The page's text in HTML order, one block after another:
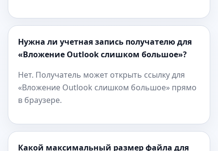
Нужна ли учетная запись получателю для
«Вложение Outlook слишком большое»?
Нет. Получатель может открыть ссылку для
«Вложение Outlook слишком большое» прямо
в браузере.
Какой максимальный размер файла для